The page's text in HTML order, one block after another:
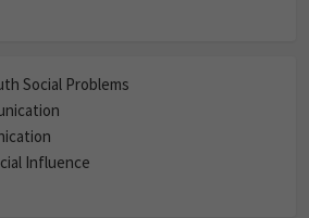
Social Problems
Influence